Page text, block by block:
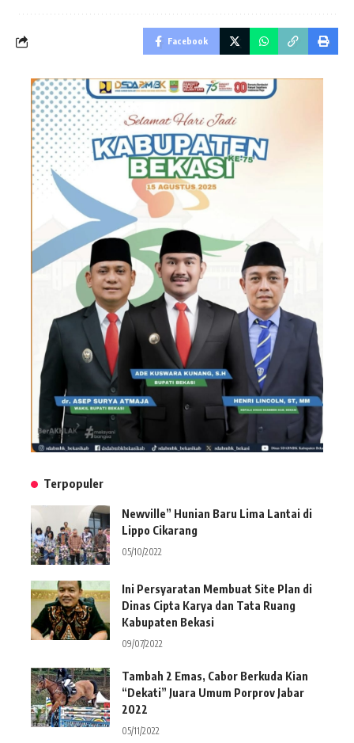
Facebook
Terpopuler
Newville” Hunian Baru Lima Lantai di
Lippo Cikarang
05/10/2022
Ini Persyaratan Membuat Site Plan di
Dinas Cipta Karya dan Tata Ruang
Kabupaten Bekasi
09/07/2022
Tambah 2 Emas, Cabor Berkuda Kian
“Dekati” Juara Umum Porprov Jabar
2022
05/11/2022